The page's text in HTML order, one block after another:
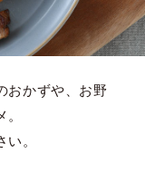
おかずや、お野
。